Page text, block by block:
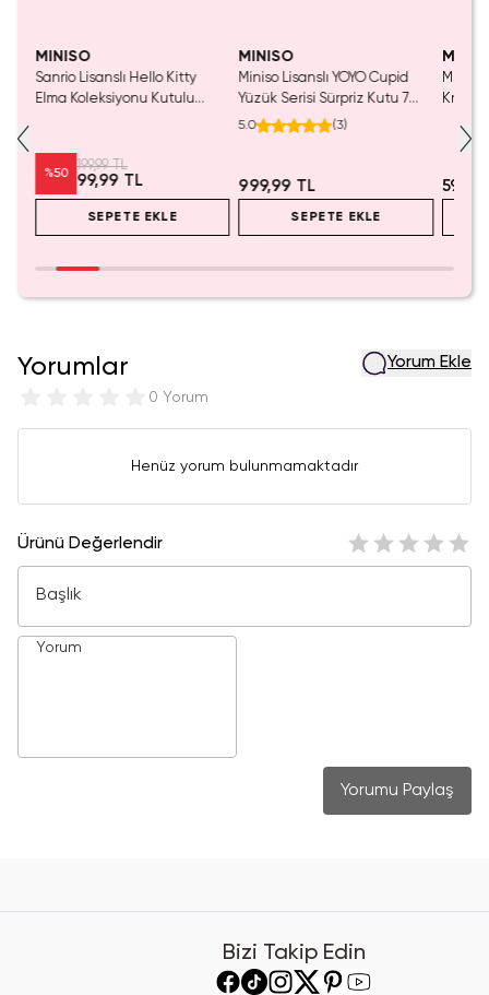
MINISO
Sanrio Lisanslı Hello Kitty
Elma Koleksiyonu Kutulu
%50
199,99 TL
99,99 TL
SEPETE EKLE
MINISO
Miniso Lisanslı YOYO Cupid
Yüzük Serisi Sürpriz Kutu 7
Cm – Blind Box
5.0 (3)
999,99 TL
SEPETE EKLE
Miniso
Kristal
Yorumlar
0 Yorum
Yorum Ekle
Henüz yorum bulunmamaktadır
Ürünü Değerlendir
Yorumu Paylaş
Bizi Takip Edin